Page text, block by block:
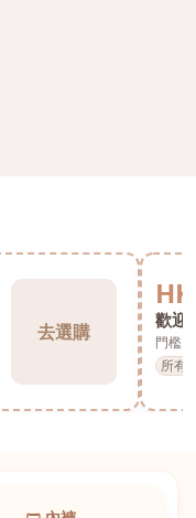
去選購
歡迎
門檻
所有